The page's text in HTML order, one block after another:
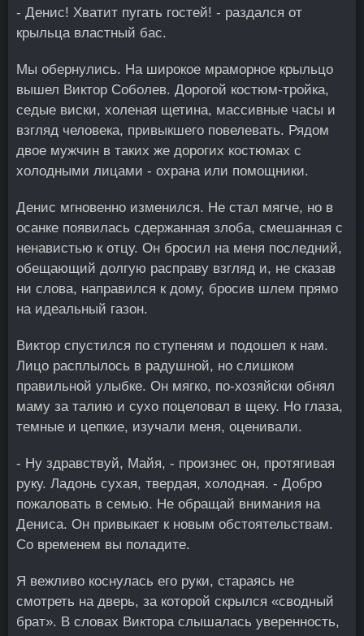
- Денис! Хватит пугать гостей! - раздался от
крыльца властный бас.
Мы обернулись. На широкое мраморное крыльцо
вышел Виктор Соболев. Дорогой костюм-тройка,
седые виски, холеная щетина, массивные часы и
взгляд человека, привыкшего повелевать. Рядом
двое мужчин в таких же дорогих костюмах с
холодными лицами - охрана или помощники.
Денис мгновенно изменился. Не стал мягче, но в
осанке появилась сдержанная злоба, смешанная с
ненавистью к отцу. Он бросил на меня последний,
обещающий долгую расправу взгляд и, не сказав
ни слова, направился к дому, бросив шлем прямо
на идеальный газон.
Виктор спустился по ступеням и подошел к нам.
Лицо расплылось в радушной, но слишком
правильной улыбке. Он мягко, по-хозяйски обнял
маму за талию и сухо поцеловал в щеку. Но глаза,
темные и цепкие, изучали меня, оценивали.
- Ну здравствуй, Майя, - произнес он, протягивая
руку. Ладонь сухая, твердая, холодная. - Добро
пожаловать в семью. Не обращай внимания на
Дениса. Он привыкает к новым обстоятельствам.
Со временем вы поладите.
Я вежливо коснулась его руки, стараясь не
смотреть на дверь, за которой скрылся «сводный
брат». В словах Виктора слышалась уверенность,